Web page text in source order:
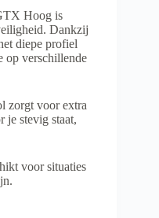
Hoog is
Dankzij
diepe profiel
op verschillende
zorgt voor extra
je stevig staat,
voor situaties